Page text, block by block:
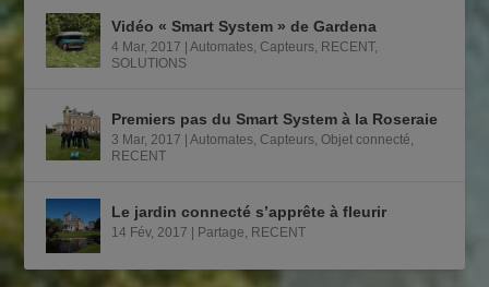
Vidéo « Smart System » de Gardena
4 Mar, 2017 |Automates, Capteurs, RECENT,
SOLUTIONS
Premiers pas du Smart System à la Roseraie
3 Mar, 2017 |Automates, Capteurs,Objet connecté,
RECENT
Le jardin connecté s’apprête à fleurir
14 Fév, 2017 | Partage, RECENT